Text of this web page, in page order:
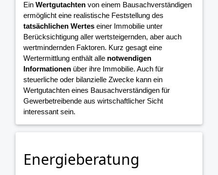
Ein Wertgutachten von einem Bausachverständigen
ermöglicht eine realistische Feststellung des
tatsächlichen Wertes einer Immobilie unter
Berücksichtigung aller wertsteigernden, aber auch
wertmindernden Faktoren. Kurz gesagt eine
Wertermittlung enthält alle notwendigen
Informationen über ihre Immobilie. Auch für
steuerliche oder bilanzielle Zwecke kann ein
Wertgutachten eines Bausachverständigen für
Gewerbetreibende aus wirtschaftlicher Sicht
interessant sein.
Energieberatung